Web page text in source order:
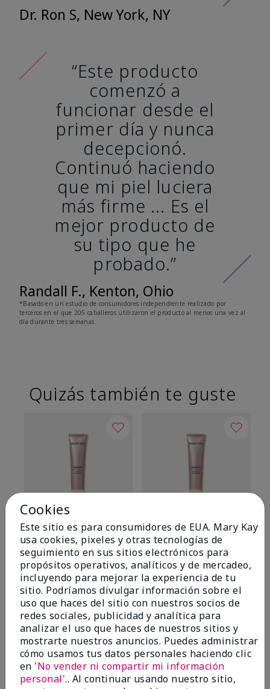
Dr. Ron S, New York, NY
“Este producto
comenzó a
funcionar desde el
primer día y nunca
decepcionó.
Continuó haciendo
que mi piel luciera
más firme ... Es el
mejor producto de
su tipo que he
probado.”
Randall F., Kenton, Ohio
*Basado en un estudio de consumidores independiente realizado por
terceros en el que 205 caballeros utilizaron el producto al menos una vez al
día durante tres semanas.
Quizás también te guste
TimeWise® Matte 3D
Foundation
Light 1​ (subtonos rosados
fríos)
$28.00
TimeWise® Luminous 3D
Foundation
Light 1​ (subtonos rosados
fríos)
$28.00
Cookies
Este sitio es para consumidores de EUA. Mary Kay
usa cookies, pixeles y otras tecnologías de
seguimiento en sus sitios electrónicos para
propósitos operativos, analíticos y de mercadeo,
incluyendo para mejorar la experiencia de tu
sitio. Podríamos divulgar información sobre el
uso que haces del sitio con nuestros socios de
redes sociales, publicidad y analítica para
analizar el uso que haces de nuestros sitios y
mostrarte nuestros anuncios. Puedes administrar
cómo usamos tus datos personales haciendo clic
en 'No vender ni compartir mi información
personal'.. Al continuar usando nuestro sitio,